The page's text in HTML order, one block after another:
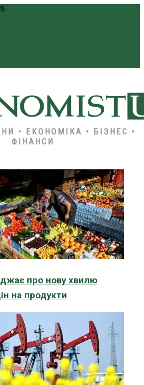
• ЕКОНОМІКА • БІЗНЕС •
ФІНАНСИ
про нову хвилю
на продукти